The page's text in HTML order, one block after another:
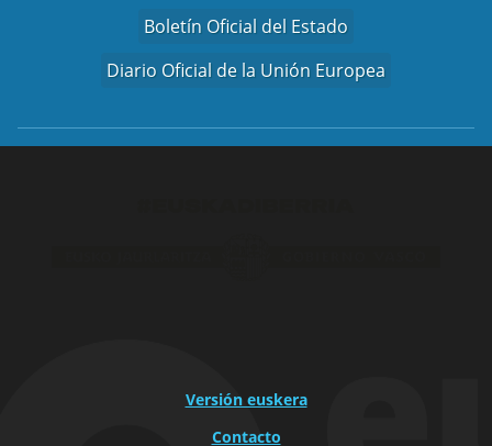
Boletín Oficial del Estado
Diario Oficial de la Unión Europea
Versión euskera
Contacto